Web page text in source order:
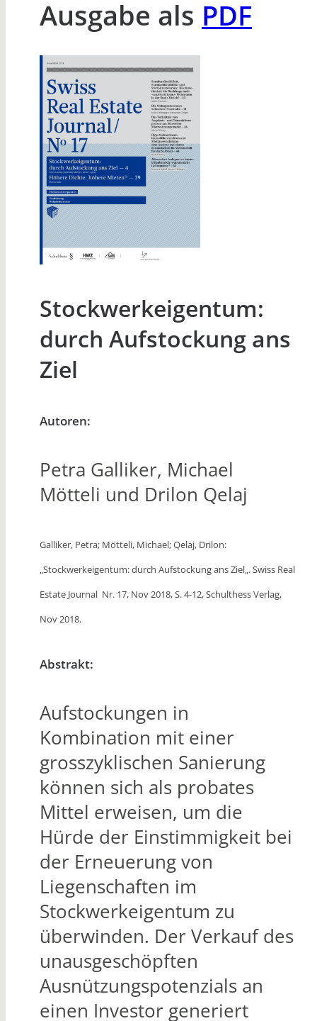
Ausgabe als PDF
Stockwerkeigentum:
durch Aufstockung ans
Ziel
Autoren:
Petra Galliker, Michael
Mötteli und Drilon Qelaj
Galliker, Petra; Mötteli, Michael; Qelaj, Drilon:
„Stockwerkeigentum: durch Aufstockung ans Ziel „. Swiss Real
Estate Journal Nr. 17, Nov 2018, S. 4-12, Schulthess Verlag,
Nov 2018.
Abstrakt:
Aufstockungen in
Kombination mit einer
grosszyklischen Sanierung
können sich als probates
Mittel erweisen, um die
Hürde der Einstimmigkeit bei
der Erneuerung von
Liegenschaften im
Stockwerkeigentum zu
überwinden. Der Verkauf des
unausgeschöpften
Ausnützungspotenzials an
einen Investor generiert